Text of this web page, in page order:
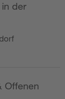
der
Offenen